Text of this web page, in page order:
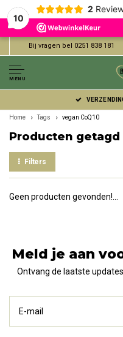
10
2
Bij vragen bel 0251 838 181
MENU
Home Tags vegan CoQ10
Producten getagd
Filters
Geen producten gevonden!...
Meld je aan
Ontvang de laatste